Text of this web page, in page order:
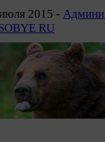
2015 -
RU